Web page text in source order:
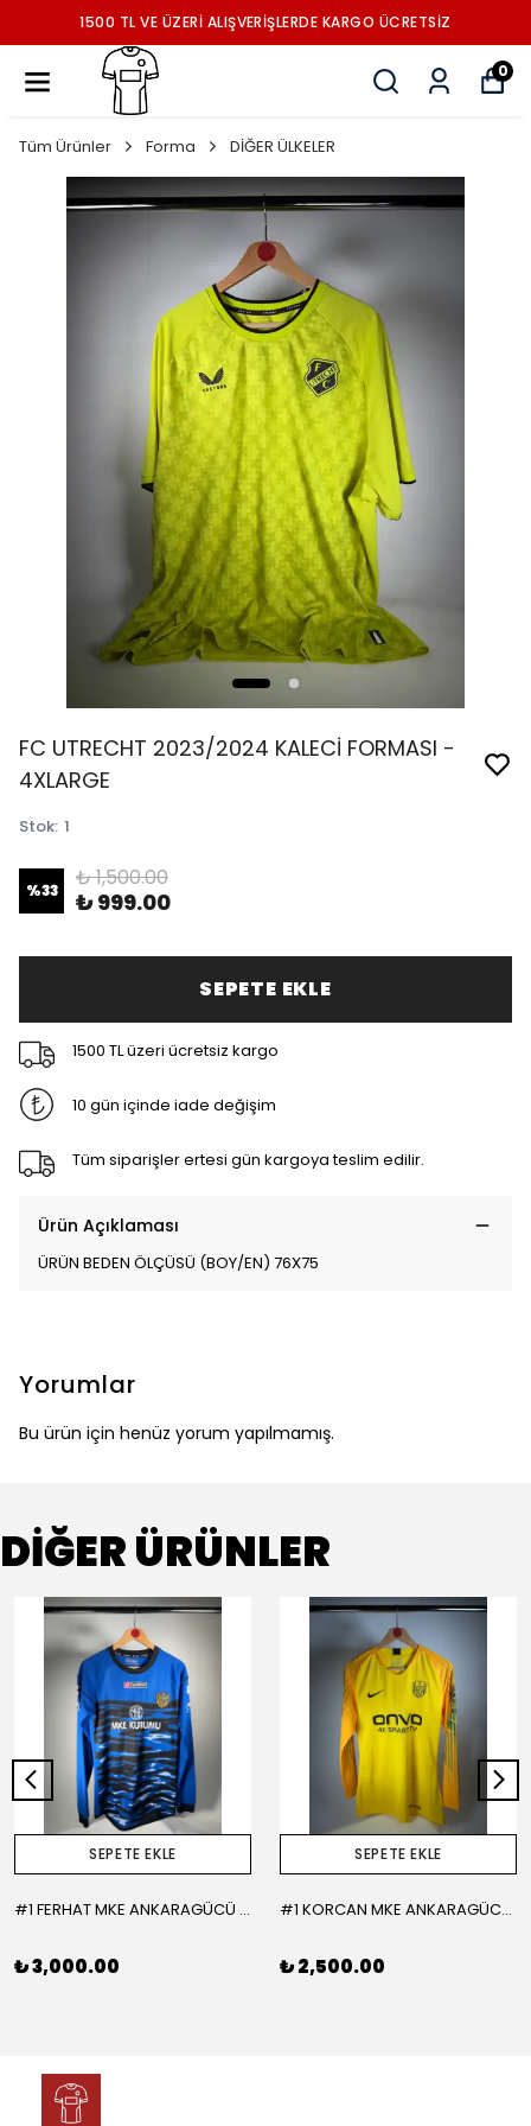
1500 TL VE ÜZERİ ALIŞVERİŞLERDE KARGO ÜCRETSİZ
0
Tüm Ürünler Forma DİĞER ÜLKELER
FC UTRECHT 2023/2024 KALECİ FORMASI -
4XLARGE
Stok: 1
%33 ₺ 1,500.00
₺ 999.00
SEPETE EKLE
1500 TL üzeri ücretsiz kargo
10 gün içinde iade değişim
Tüm siparişler ertesi gün kargoya teslim edilir.
Ürün Açıklaması
ÜRÜN BEDEN ÖLÇÜSÜ (BOY/EN) 76X75
Yorumlar
Bu ürün için henüz yorum yapılmamış.
DİĞER ÜRÜNLER
SEPETE EKLE
#1 FERHAT MKE ANKARAGÜCÜ 2015-2016 KALECİ - LARGE
₺ 3,000.00
SEPETE EKLE
#1 KORCAN MKE ANKARAGÜCÜ 2019-2020 KALECİ - MEDIUM
₺ 2,500.00